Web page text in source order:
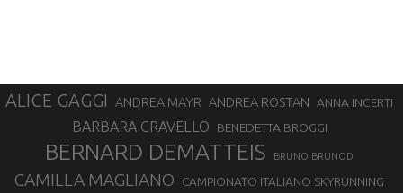
ALICE GAGGI ANDREA MAYR ANDREA ROSTAN ANNA INCERTI
BARBARA CRAVELLO BENEDETTA BROGGI
BERNARD DEMATTEIS BRUNO BRUNOD
CAMILLA MAGLIANO CAMPIONATO ITALIANO SKYRUNNING